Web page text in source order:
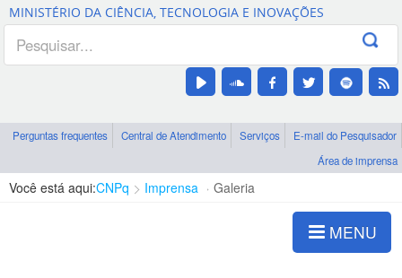
Canais
MINISTÉRIO DA CIÊNCIA, TECNOLOGIA E INOVAÇÕES
Perguntas frequentes Central de Atendimento Serviços
E-mail do Pesquisador
Área de imprensa
Você está aqui:CNPq Imprensa Galeria
MENU